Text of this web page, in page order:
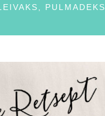
PULMADEKS